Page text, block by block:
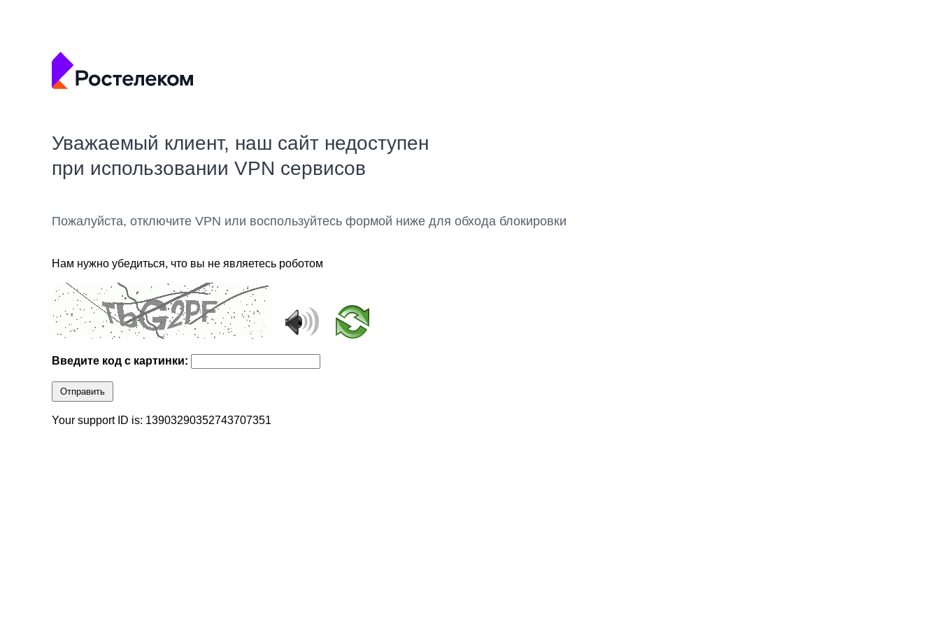
Уважаемый клиент, наш сайт недоступен
при использовании VPN сервисов
Пожалуйста, отключите VPN или воспользуйтесь формой ниже для обхода блокировки
Нам нужно убедиться, что вы не являетесь роботом
Введите код с картинки:
Отправить
Your support ID is: 13903290352743707351